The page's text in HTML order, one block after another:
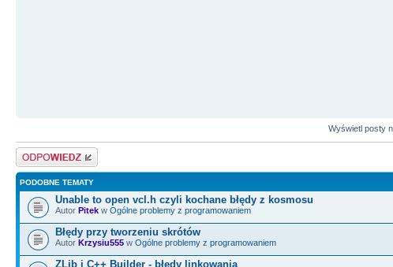
Wyświetl posty
Odpowiedz
PODOBNE TEMATY
Unable to open vcl.h czyli kochane błędy z kosmosu
Autor Pitek w Ogólne problemy z programowaniem
Błędy przy tworzeniu skrótów
Autor Krzysiu555 w Ogólne problemy z programowaniem
ZLib i C++ Builder - błędy linkowania